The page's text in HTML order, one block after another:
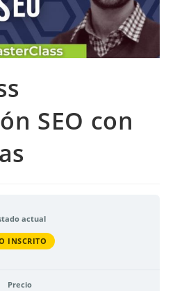
SEO con
actual
INSCRITO
Precio